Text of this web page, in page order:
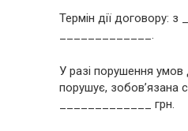
Термін дії договору:
_____________.
У разі порушення
порушує, зобов’язана
_____________ грн.